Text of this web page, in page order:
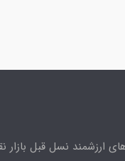
ارزشمند نسل قبل بازار